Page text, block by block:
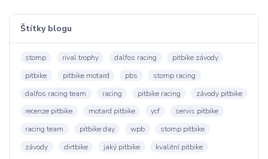
Štítky blogu
stomp rival trophy dalfos racing
pitbike závody
pitbike
pitbike motard pbs
stomp racing
dalfos racing team
racing pitbike racing
závody pitbike
recenze pitbike
motard pitbike ycf
servis pitbike
racing team
pitbike day wpb
stomp pitbike
závody
dirtbike jaký pitbike
kvalitní pitbike